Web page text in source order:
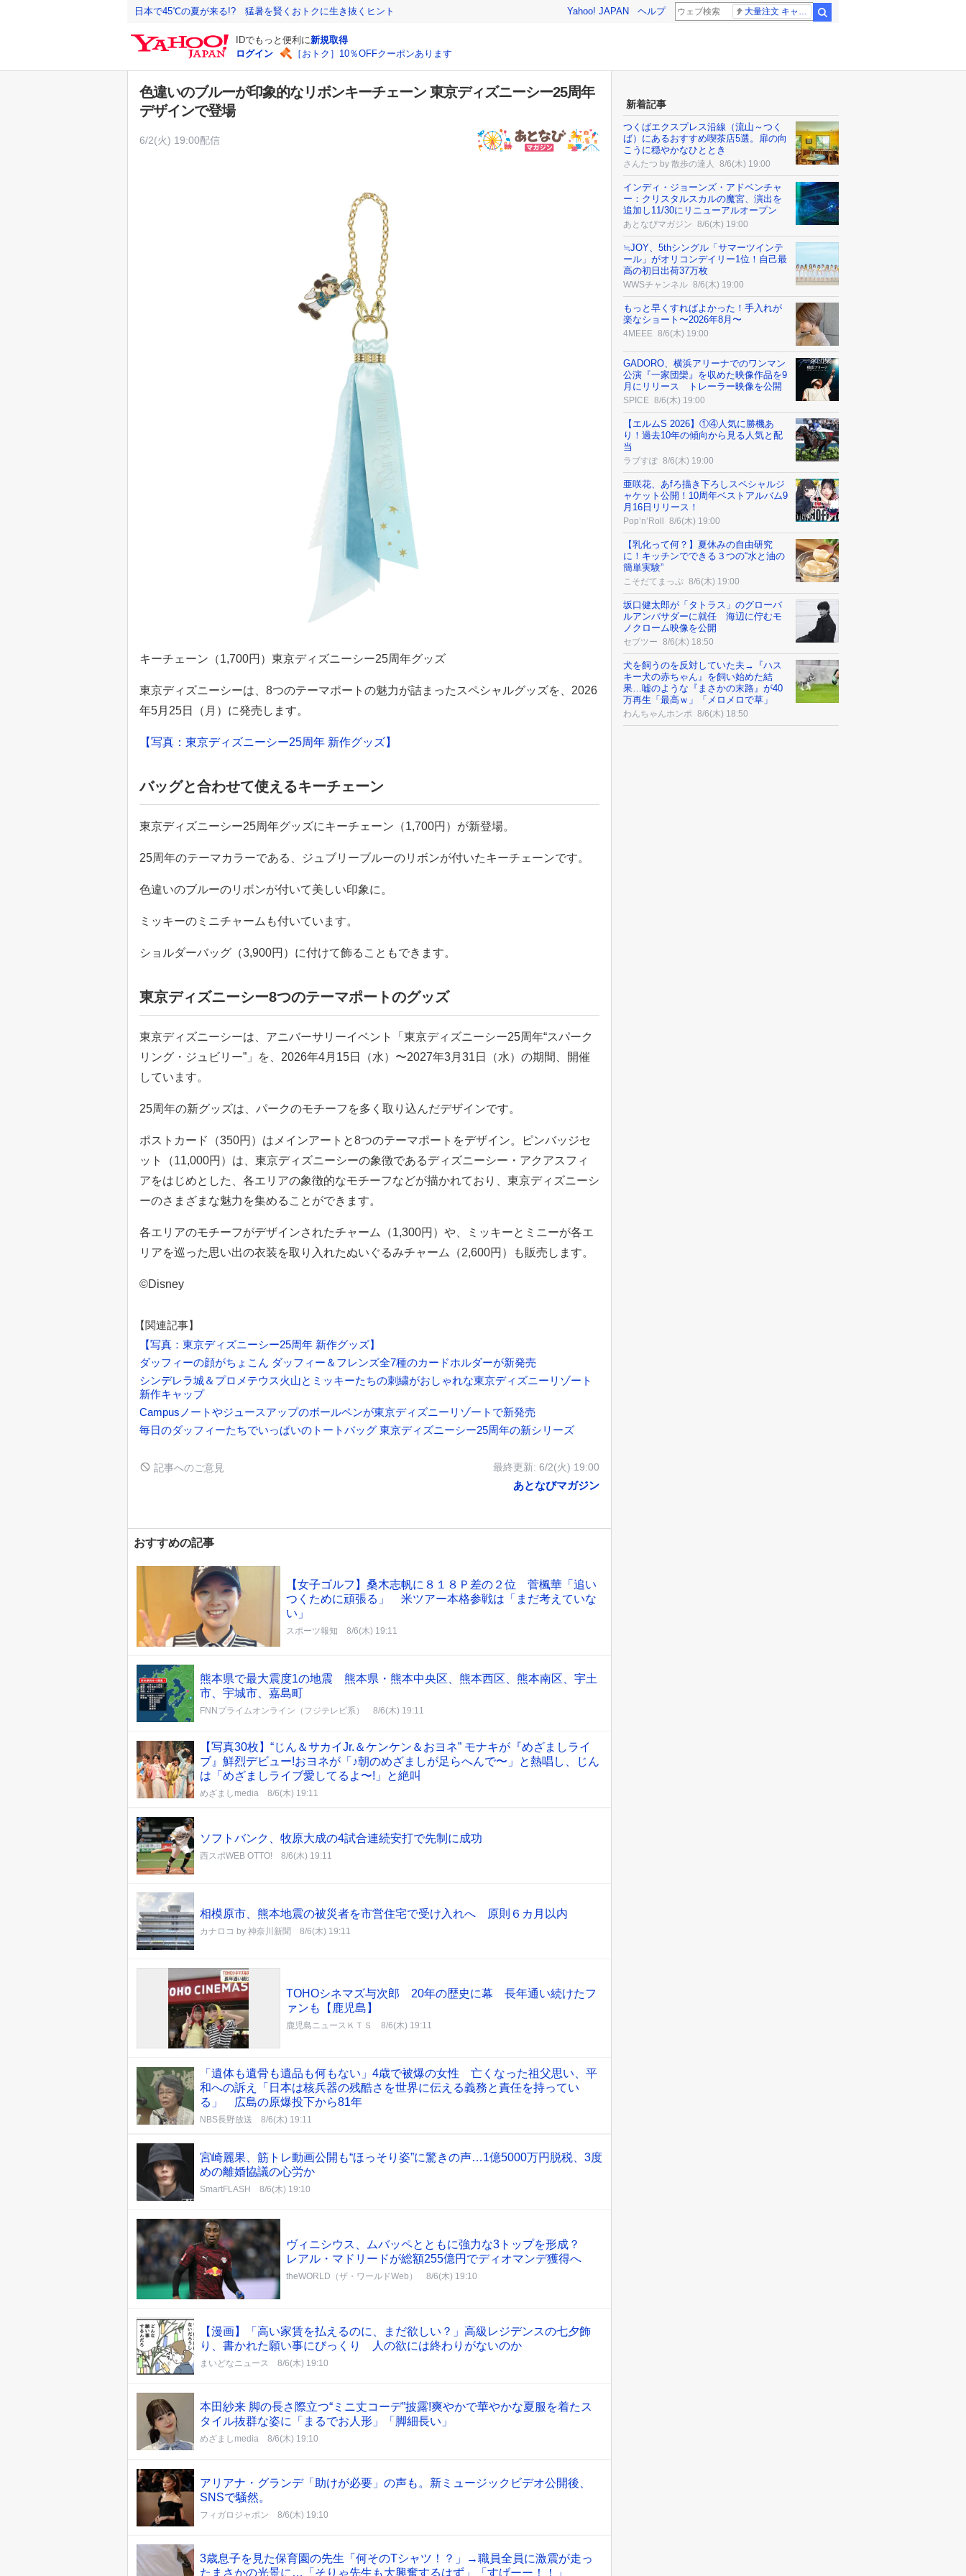
日本で45℃の夏が来る!? 猛暑を賢くおトクに生き抜くヒント Yahoo! JAPAN ヘルプ 大量注文 キャンセル
IDでもっと便利に新規取得
ログイン
［おトク］10％OFFクーポンあります
色違いのブルーが印象的なリボンキーチェーン 東京ディズニーシー25周年
デザインで登場
6/2(火) 19:00配信
キーチェーン（1,700円）東京ディズニーシー25周年グッズ
東京ディズニーシーは、8つのテーマポートの魅力が詰まったスペシャルグッズを、2026
年5月25日（月）に発売します。
【写真：東京ディズニーシー25周年 新作グッズ】
バッグと合わせて使えるキーチェーン
東京ディズニーシー25周年グッズにキーチェーン（1,700円）が新登場。
25周年のテーマカラーである、ジュブリーブルーのリボンが付いたキーチェーンです。
色違いのブルーのリボンが付いて美しい印象に。
ミッキーのミニチャームも付いています。
ショルダーバッグ（3,900円）に付けて飾ることもできます。
東京ディズニーシー8つのテーマポートのグッズ
東京ディズニーシーは、アニバーサリーイベント「東京ディズニーシー25周年“スパーク
リング・ジュビリー”」を、2026年4月15日（水）〜2027年3月31日（水）の期間、開催
しています。
25周年の新グッズは、パークのモチーフを多く取り込んだデザインです。
ポストカード（350円）はメインアートと8つのテーマポートをデザイン。ピンバッジセ
ット（11,000円）は、東京ディズニーシーの象徴であるディズニーシー・アクアスフィ
アをはじめとした、各エリアの象徴的なモチーフなどが描かれており、東京ディズニーシ
ーのさまざまな魅力を集めることができます。
各エリアのモチーフがデザインされたチャーム（1,300円）や、ミッキーとミニーが各エ
リアを巡った思い出の衣装を取り入れたぬいぐるみチャーム（2,600円）も販売します。
©Disney
【関連記事】
【写真：東京ディズニーシー25周年 新作グッズ】
ダッフィーの顔がちょこん ダッフィー＆フレンズ全7種のカードホルダーが新発売
シンデレラ城＆プロメテウス火山とミッキーたちの刺繍がおしゃれな東京ディズニーリゾート
新作キャップ
Campusノートやジュースアップのボールペンが東京ディズニーリゾートで新発売
毎日のダッフィーたちでいっぱいのトートバッグ 東京ディズニーシー25周年の新シリーズ
記事へのご意見 最終更新: 6/2(火) 19:00
あとなびマガジン
おすすめの記事
【女子ゴルフ】桑木志帆に８１８Ｐ差の２位 菅楓華「追い
つくために頑張る」 米ツアー本格参戦は「まだ考えていな
い」
スポーツ報知 8/6(木) 19:11
熊本県で最大震度1の地震 熊本県・熊本中央区、熊本西区、熊本南区、宇土
市、宇城市、嘉島町
FNNプライムオンライン（フジテレビ系） 8/6(木) 19:11
【写真30枚】“じん＆サカイJr.＆ケンケン＆おヨネ” モナキが『めざましライ
ブ』鮮烈デビュー!おヨネが「♪朝のめざましが足らへんで〜」と熱唱し、じん
は「めざましライブ愛してるよ〜!」と絶叫
めざましmedia 8/6(木) 19:11
ソフトバンク、牧原大成の4試合連続安打で先制に成功
西スポWEB OTTO! 8/6(木) 19:11
相模原市、熊本地震の被災者を市営住宅で受け入れへ 原則６カ月以内
カナロコ by 神奈川新聞 8/6(木) 19:11
TOHOシネマズ与次郎 20年の歴史に幕 長年通い続けたフ
ァンも【鹿児島】
鹿児島ニュースＫＴＳ 8/6(木) 19:11
「遺体も遺骨も遺品も何もない」4歳で被爆の女性 亡くなった祖父思い、平
和への訴え「日本は核兵器の残酷さを世界に伝える義務と責任を持ってい
る」 広島の原爆投下から81年
NBS長野放送 8/6(木) 19:11
宮崎麗果、筋トレ動画公開も“ほっそり姿”に驚きの声…1億5000万円脱税、3度
めの離婚協議の心労か
SmartFLASH 8/6(木) 19:10
ヴィニシウス、ムバッペとともに強力な3トップを形成？
レアル・マドリードが総額255億円でディオマンデ獲得へ
theWORLD（ザ・ワールドWeb） 8/6(木) 19:10
【漫画】「高い家賃を払えるのに、まだ欲しい？」高級レジデンスの七夕飾
り、書かれた願い事にびっくり 人の欲には終わりがないのか
まいどなニュース 8/6(木) 19:10
本田紗来 脚の長さ際立つ“ミニ丈コーデ”披露!爽やかで華やかな夏服を着たス
タイル抜群な姿に「まるでお人形」「脚細長い」
めざましmedia 8/6(木) 19:10
アリアナ・グランデ「助けが必要」の声も。新ミュージックビデオ公開後、
SNSで騒然。
フィガロジャポン 8/6(木) 19:10
3歳息子を見た保育園の先生「何そのTシャツ！？」→職員全員に激震が走っ
たまさかの光景に…「そりゃ先生も大興奮するはず」「すげーー！！」
新着記事
つくばエクスプレス沿線（流山～つく
ば）にあるおすすめ喫茶店5選。扉の向
こうに穏やかなひととき
さんたつ by 散歩の達人 8/6(木) 19:00
インディ・ジョーンズ・アドベンチャ
ー：クリスタルスカルの魔宮、演出を
追加し11/30にリニューアルオープン
あとなびマガジン 8/6(木) 19:00
≒JOY、5thシングル「サマーツインテ
ール」がオリコンデイリー1位！自己最
高の初日出荷37万枚
WWSチャンネル 8/6(木) 19:00
もっと早くすればよかった！手入れが
楽なショート〜2026年8月〜
4MEEE 8/6(木) 19:00
GADORO、横浜アリーナでのワンマン
公演『一家団欒』を収めた映像作品を9
月にリリース トレーラー映像を公開
SPICE 8/6(木) 19:00
【エルムS 2026】①④人気に勝機あ
り！過去10年の傾向から見る人気と配
当
ラブすぽ 8/6(木) 19:00
亜咲花、あfろ描き下ろしスペシャルジ
ャケット公開！10周年ベストアルバム9
月16日リリース！
Pop’n’Roll 8/6(木) 19:00
【乳化って何？】夏休みの自由研究
に！キッチンでできる３つの“水と油の
簡単実験”
こそだてまっぷ 8/6(木) 19:00
坂口健太郎が「タトラス」のグローバ
ルアンバサダーに就任 海辺に佇むモ
ノクローム映像を公開
セブツー 8/6(木) 18:50
犬を飼うのを反対していた夫→『ハス
キー犬の赤ちゃん』を飼い始めた結
果…嘘のような『まさかの末路』が40
万再生「最高ｗ」「メロメロで草」
わんちゃんホンポ 8/6(木) 18:50